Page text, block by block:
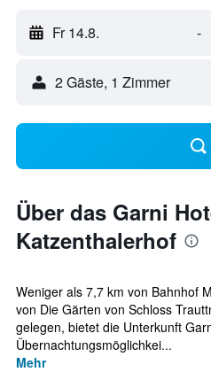
Fr 14.8. -
2 Gäste, 1 Zimmer
Über das Garni
Katzenthalerhof
Weniger als 7,7 km von Bahnhof
von Die Gärten von Schloss
gelegen, bietet die Unterkunft
Übernachtungsmöglichkei...
Mehr